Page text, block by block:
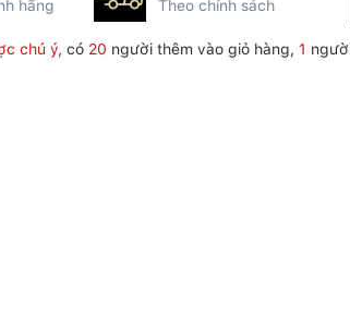
hãng Theo chính sách
chú ý, có 20 người thêm vào giỏ hàng, 1